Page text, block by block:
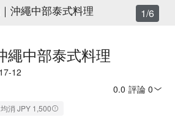
沖繩中部泰式料理
繩中部泰式料理
12
0.0 評論 0
均消 JPY 1,500
1/6